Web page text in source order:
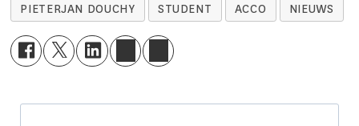
PIETERJAN DOUCHY STUDENT ACCO NIEUWS